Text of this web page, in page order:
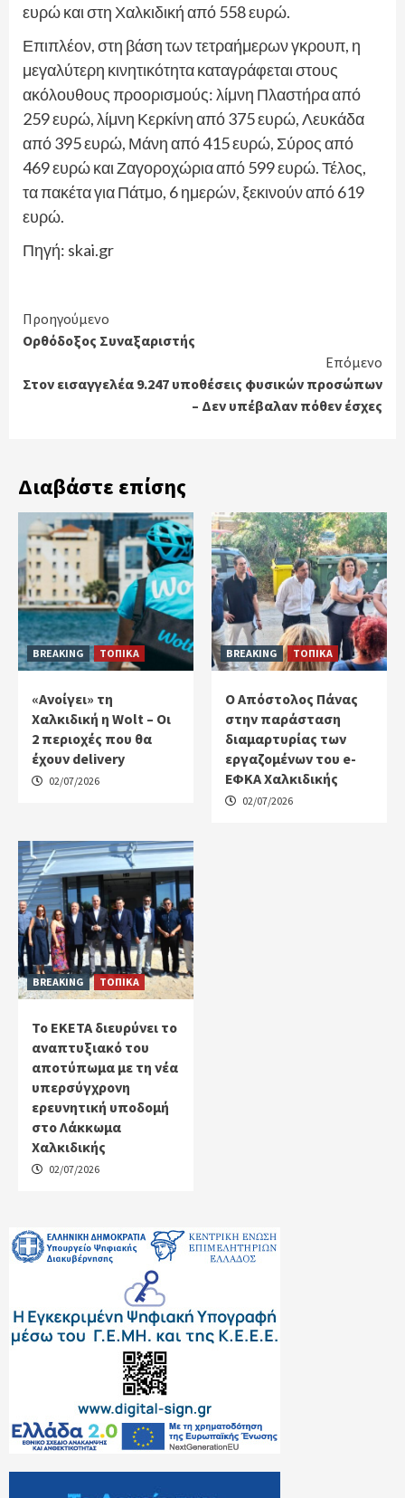
ευρώ και στη Χαλκιδική από 558 ευρώ.
Επιπλέον, στη βάση των τετραήμερων γκρουπ, η
μεγαλύτερη κινητικότητα καταγράφεται στους
ακόλουθους προορισμούς: λίμνη Πλαστήρα από
259 ευρώ, λίμνη Κερκίνη από 375 ευρώ, Λευκάδα
από 395 ευρώ, Μάνη από 415 ευρώ, Σύρος από
469 ευρώ και Ζαγοροχώρια από 599 ευρώ. Τέλος,
τα πακέτα για Πάτμο, 6 ημερών, ξεκινούν από 619
ευρώ.
Πηγή: skai.gr
Continue
Reading
Προηγούμενο
Ορθόδοξος Συναξαριστής
Επόμενο
Στον εισαγγελέα 9.247 υποθέσεις φυσικών προσώπων
– Δεν υπέβαλαν πόθεν έσχες
Διαβάστε επίσης
BREAKING ΤΟΠΙΚΑ
«Ανοίγει» τη
Χαλκιδική η Wolt – Οι
2 περιοχές που θα
έχουν delivery
02/07/2026
BREAKING ΤΟΠΙΚΑ
Ο Απόστολος Πάνας
στην παράσταση
διαμαρτυρίας των
εργαζομένων του e-
ΕΦΚΑ Χαλκιδικής
02/07/2026
BREAKING ΤΟΠΙΚΑ
Το ΕΚΕΤΑ διευρύνει το
αναπτυξιακό του
αποτύπωμα με τη νέα
υπερσύγχρονη
ερευνητική υποδομή
στο Λάκκωμα
Χαλκιδικής
02/07/2026